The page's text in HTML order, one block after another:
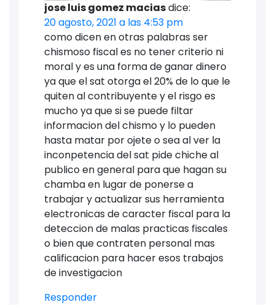
jose luis gomez maciasdice:
20 agosto, 2021 a las 4:53 pm
como dicen en otras palabras ser
chismoso fiscal es no tener criterio ni
moral y es una forma de ganar dinero
ya que el sat otorga el 20% de lo que le
quiten al contribuyente y el risgo es
mucho ya que si se puede filtar
informacion del chismo y lo pueden
hasta matar por ojete o sea al ver la
inconpetencia del sat pide chiche al
publico en general para que hagan su
chamba en lugar de ponerse a
trabajar y actualizar sus herramienta
electronicas de caracter fiscal para la
deteccion de malas practicas fiscales
o bien que contraten personal mas
calificacion para hacer esos trabajos
de investigacion
Responder